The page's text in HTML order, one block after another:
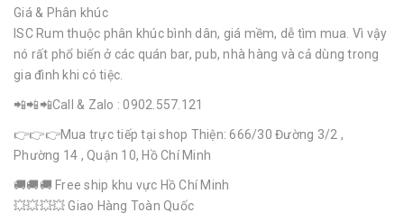
Giá & Phân khúc
ISC Rum thuộc phân khúc bình dân, giá mềm, dễ tìm mua. Vì vậy
nó rất phổ biến ở các quán bar, pub, nhà hàng và cả dùng trong
gia đình khi có tiệc.
📲📲📲Call & Zalo : 0902.557.121
👉👉👉Mua trực tiếp tại shop Thiện: 666/30 Đường 3/2 ,
Phường 14 , Quận 10, Hồ Chí Minh
🚚🚚🚚 Free ship khu vực Hồ Chí Minh
💥💥💥💥 Giao Hàng Toàn Quốc